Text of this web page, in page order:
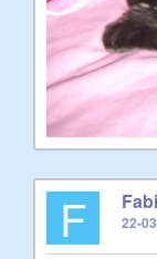
F 22-